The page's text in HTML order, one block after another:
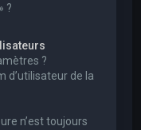
?
?
d’utilisateur de la
n’est toujours